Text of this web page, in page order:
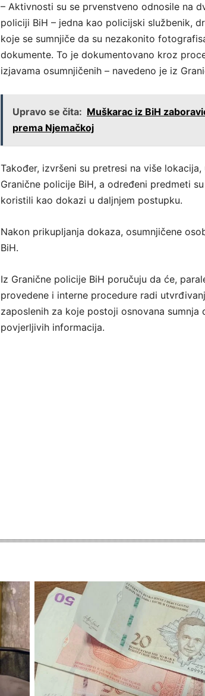
– Aktivnosti su se prvenstveno odnosile na
policiji BiH – jedna kao policijski službenik,
koje se sumnjiče da su nezakonito
dokumente. To je dokumentovano kroz
izjavama osumnjičenih – navedeno je iz
Upravo se čita: Muškarac iz BiH
prema Njemačkoj
Također, izvršeni su pretresi na više
Granične policije BiH, a određeni predmeti
koristili kao dokazi u daljnjem postupku.
Nakon prikupljanja dokaza, osumnjičene
BiH.
Iz Granične policije BiH poručuju da će,
provedene i interne procedure radi
zaposlenih za koje postoji osnovana sumnja
povjerljivih informacija.